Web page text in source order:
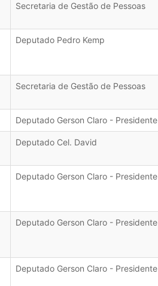
Secretaria de Gestão de Pessoas
Deputado Pedro Kemp
Secretaria de Gestão de Pessoas
Deputado Gerson Claro - Presidente
Deputado Cel. David
Deputado Gerson Claro - Presidente
Deputado Gerson Claro - Presidente
Deputado Gerson Claro - Presidente